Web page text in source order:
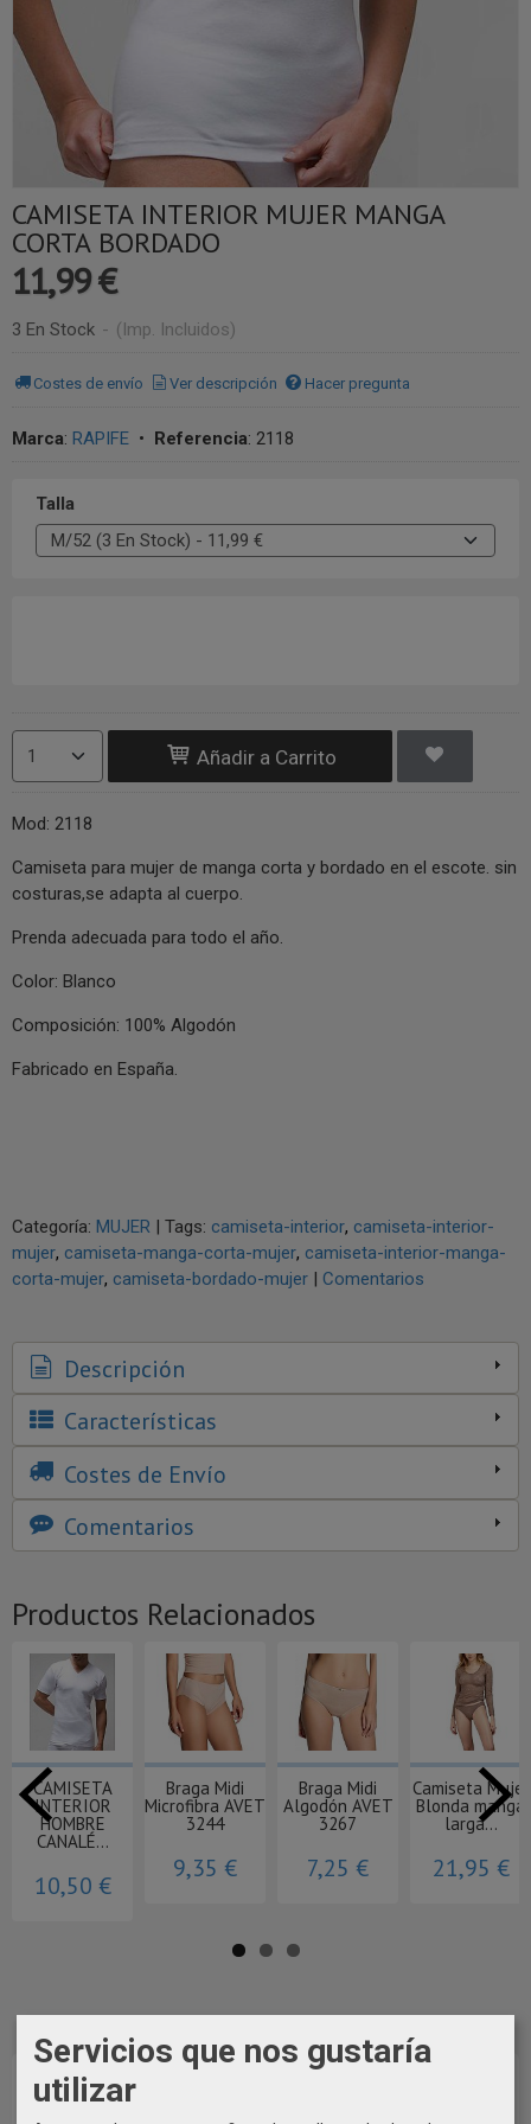
CAMISETA INTERIOR MUJER MANGA
CORTA BORDADO
11,99 €
3 En Stock - (Imp. Incluidos)
Costes de envío Ver descripción Hacer pregunta
Marca: RAPIFE • Referencia: 2118
Talla
Añadir a Carrito
Mod: 2118
Camiseta para mujer de manga corta y bordado en el escote. sin
costuras,se adapta al cuerpo.
Prenda adecuada para todo el año.
Color: Blanco
Composición: 100% Algodón
Fabricado en España.
Categoría: MUJER | Tags: camiseta-interior camiseta-interior-
mujer camiseta-manga-corta-mujer camiseta-interior-manga-
corta-mujer camiseta-bordado-mujer | Comentarios
Descripción
Características
Costes de Envío
Comentarios
Productos Relacionados
CAMISETA
INTERIOR
HOMBRE
CANALÉ...
10,50 €
Braga Midi
Microfibra AVET
3244
9,35 €
Braga Midi
Algodón AVET
3267
7,25 €
Camiseta Mujer
Blonda manga
larga...
21,95 €
Servicios que nos gustaría
utilizar